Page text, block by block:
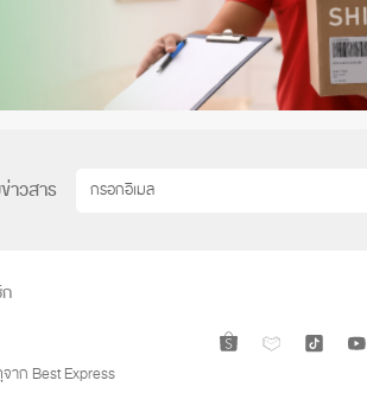
าวสาร
าก Best Express